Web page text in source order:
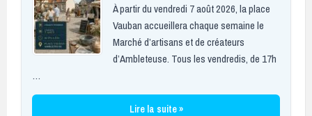
À partir du vendredi 7 août 2026, la place
Vauban accueillera chaque semaine le
Marché d’artisans et de créateurs
d’Ambleteuse. Tous les vendredis, de 17h
…
Lire la suite »